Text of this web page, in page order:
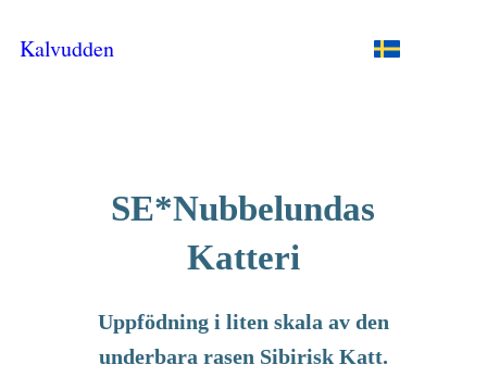
Kalvudden
SE*Nubbelundas
Katteri
Uppfödning i liten skala av den
underbara rasen Sibirisk Katt.